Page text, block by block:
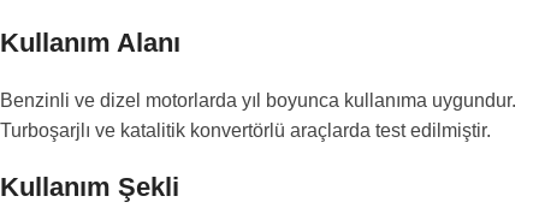
Kullanım Alanı
Benzinli ve dizel motorlarda yıl boyunca kullanıma uygundur.
Turboşarjlı ve katalitik konvertörlü araçlarda test edilmiştir.
Kullanım Şekli